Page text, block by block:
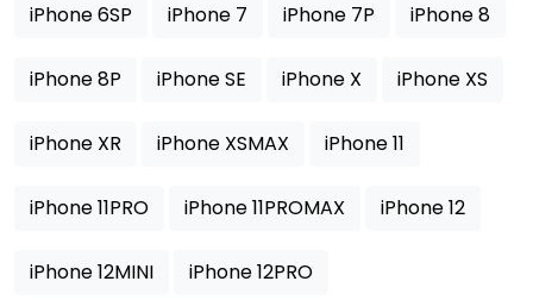
iPhone 6SP iPhone 7 iPhone 7P iPhone 8
iPhone 8P iPhone SE iPhone X iPhone XS
iPhone XR iPhone XSMAX iPhone 11
iPhone 11PRO iPhone 11PROMAX iPhone 12
iPhone 12MINI iPhone 12PRO